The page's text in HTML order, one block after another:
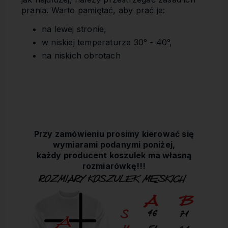
prania. Warto pamiętać, aby prać je:
na lewej stronie,
w niskiej temperaturze 30° - 40°,
na niskich obrotach
Przy zamówieniu prosimy kierować się
wymiarami podanymi poniżej,
każdy producent koszulek ma własną
rozmiarówkę!!!